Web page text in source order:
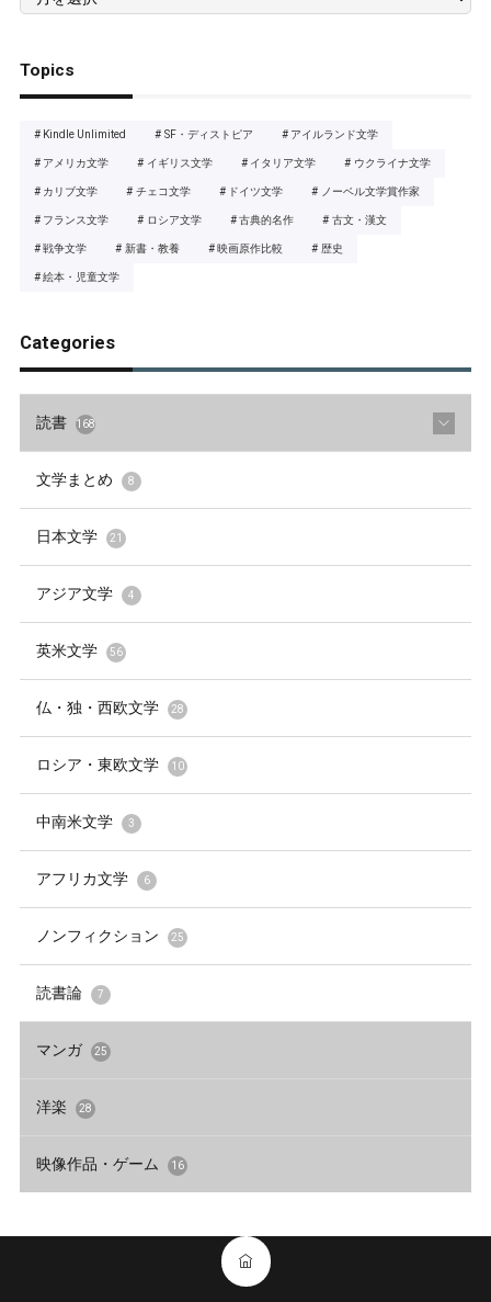
Topics
Kindle Unlimited SF・ディストピア アイルランド文学
アメリカ文学 イギリス文学 イタリア文学 ウクライナ文学
カリブ文学 チェコ文学 ドイツ文学 ノーベル文学賞作家
フランス文学 ロシア文学 古典的名作 古文・漢文
戦争文学 新書・教養 映画原作比較 歴史
絵本・児童文学
Categories
読書 168
文学まとめ 8
日本文学 21
アジア文学 4
英米文学 56
仏・独・西欧文学 28
ロシア・東欧文学 10
中南米文学 3
アフリカ文学 6
ノンフィクション 25
読書論 7
マンガ 25
洋楽 28
映像作品・ゲーム 16